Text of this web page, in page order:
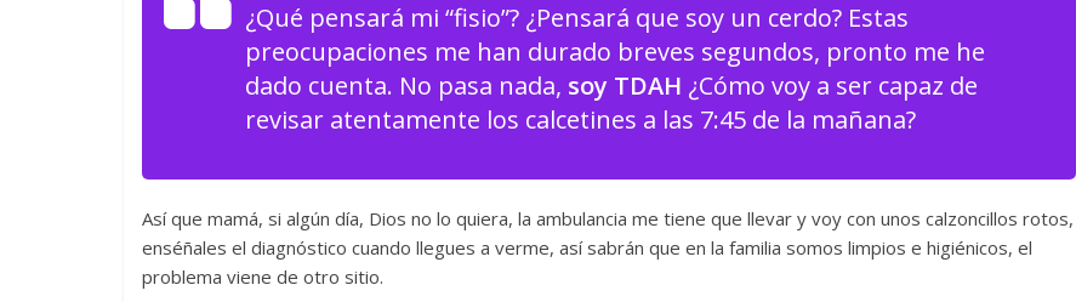
¿Qué pensará mi “fisio”? ¿Pensará que soy un cerdo? Estas
preocupaciones me han durado breves segundos, pronto me he
dado cuenta. No pasa nada, soy TDAH ¿Cómo voy a ser capaz de
revisar atentamente los calcetines a las 7:45 de la mañana?
Así que mamá, si algún día, Dios no lo quiera, la ambulancia me tiene que llevar y voy con unos calzoncillos rotos,
enséñales el diagnóstico cuando llegues a verme, así sabrán que en la familia somos limpios e higiénicos, el
problema viene de otro sitio.